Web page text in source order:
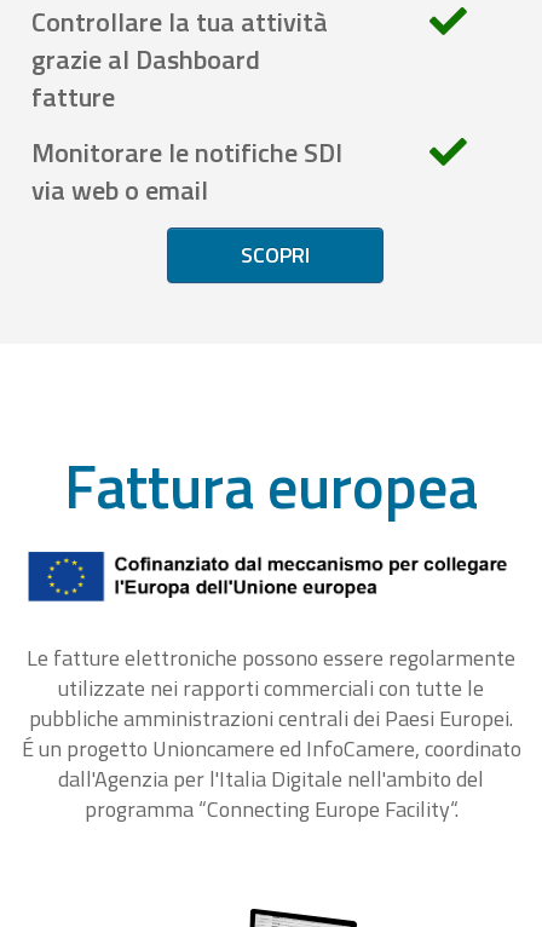
Controllare la tua attività
grazie al Dashboard
fatture
Monitorare le notifiche SDI
via web o email
SCOPRI
Fattura europea
Le fatture elettroniche possono essere regolarmente
utilizzate nei rapporti commerciali con tutte le
pubbliche amministrazioni centrali dei Paesi Europei.
É un progetto Unioncamere ed InfoCamere, coordinato
dall'Agenzia per l'Italia Digitale nell'ambito del
programma “Connecting Europe Facility“.